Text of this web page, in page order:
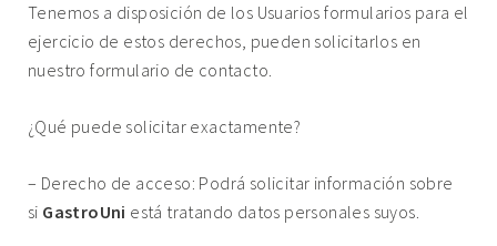
Tenemos a disposición de los Usuarios formularios para el
ejercicio de estos derechos, pueden solicitarlos en
nuestro formulario de contacto.
¿Qué puede solicitar exactamente?
– Derecho de acceso: Podrá solicitar información sobre
si GastroUni está tratando datos personales suyos.